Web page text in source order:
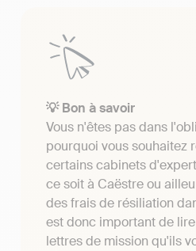
💡 Bon à savoir
Vous n'êtes pas dans
pourquoi vous souhaitez
certains cabinets
ce soit à Caëstre ou
des frais de résiliation
est donc important de
lettres de mission qu'ils